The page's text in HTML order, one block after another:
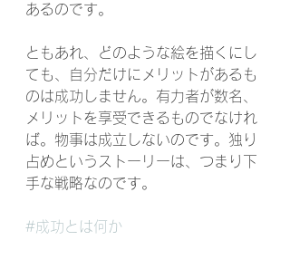
あるのです。
ともあれ、どのような絵を描くにし
ても、自分だけにメリットがあるも
のは成功しません。有力者が数名、
メリットを享受できるものでなけれ
ば。物事は成立しないのです。独り
占めというストーリーは、つまり下
手な戦略なのです。
#成功とは何か